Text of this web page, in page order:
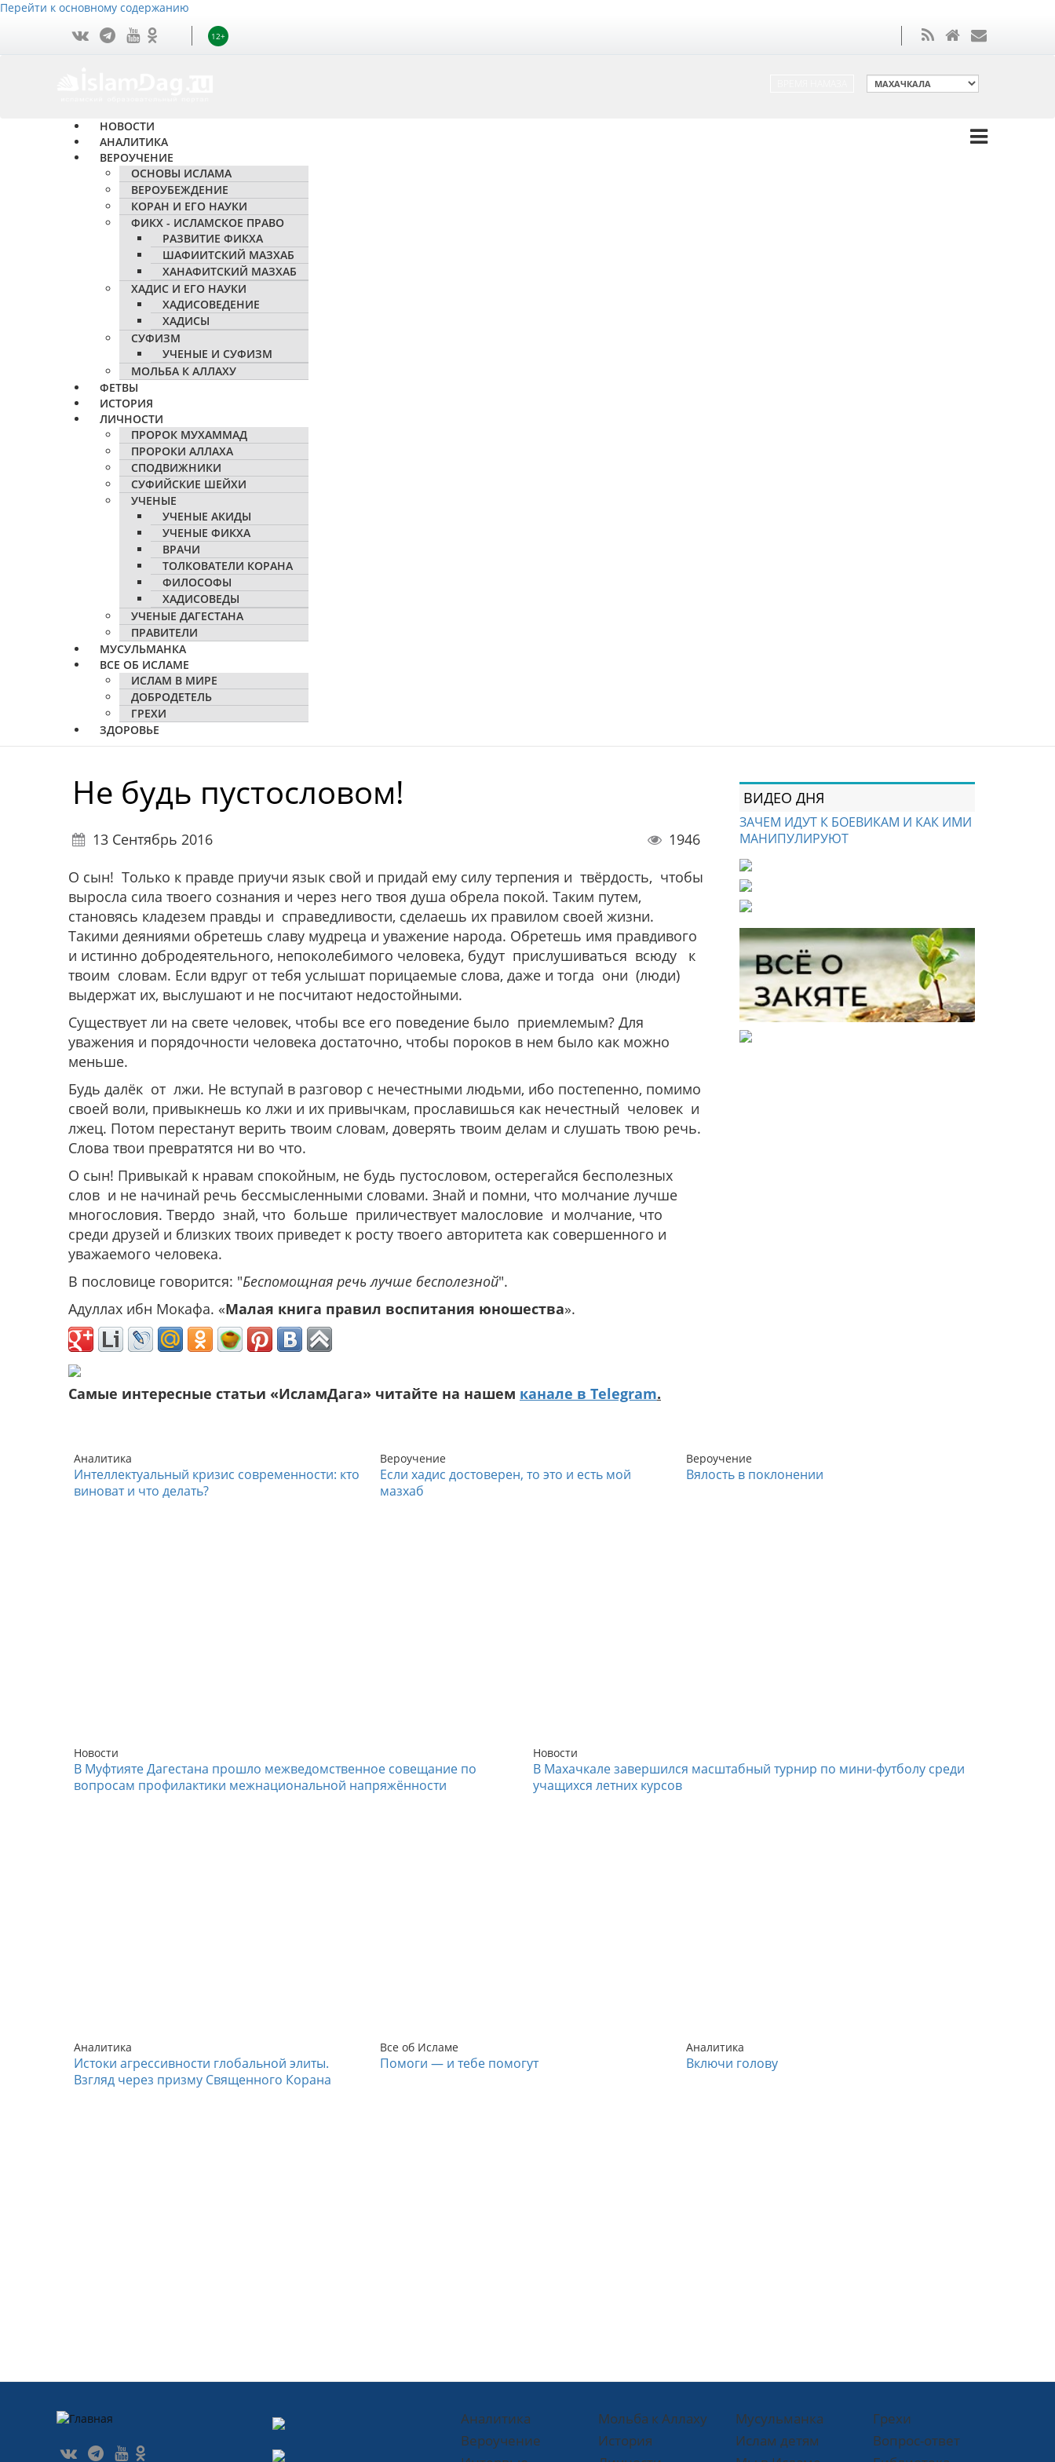
Перейти к основному содержанию
12+
НОВОСТИ
АНАЛИТИКА
ВЕРОУЧЕНИЕ
ОСНОВЫ ИСЛАМА
ВЕРОУБЕЖДЕНИЕ
КОРАН И ЕГО НАУКИ
ФИКХ - ИСЛАМСКОЕ ПРАВО
РАЗВИТИЕ ФИКХА
ШАФИИТСКИЙ МАЗХАБ
ХАНАФИТСКИЙ МАЗХАБ
ХАДИС И ЕГО НАУКИ
ХАДИСОВЕДЕНИЕ
ХАДИСЫ
СУФИЗМ
УЧЕНЫЕ И СУФИЗМ
МОЛЬБА К АЛЛАХУ
ФЕТВЫ
ИСТОРИЯ
ЛИЧНОСТИ
ПРОРОК МУХАММАД
ПРОРОКИ АЛЛАХА
СПОДВИЖНИКИ
СУФИЙСКИЕ ШЕЙХИ
УЧЕНЫЕ
УЧЕНЫЕ АКИДЫ
УЧЕНЫЕ ФИКХА
ВРАЧИ
ТОЛКОВАТЕЛИ КОРАНА
ФИЛОСОФЫ
ХАДИСОВЕДЫ
УЧЕНЫЕ ДАГЕСТАНА
ПРАВИТЕЛИ
МУСУЛЬМАНКА
ВСЕ ОБ ИСЛАМЕ
ИСЛАМ В МИРЕ
ДОБРОДЕТЕЛЬ
ГРЕХИ
ЗДОРОВЬЕ
Не будь пустословом!
13 Сентябрь 2016
1946
О сын! Только к правде приучи язык свой и придай ему силу терпения и твёрдость, чтобы
выросла сила твоего сознания и через него твоя душа обрела покой. Таким путем,
становясь кладезем правды и справедливости, сделаешь их правилом своей жизни.
Такими деяниями обретешь славу мудреца и уважение народа. Обретешь имя правдивого
и истинно добродеятельного, непоколебимого человека, будут прислушиваться всюду к
твоим словам. Если вдруг от тебя услышат порицаемые слова, даже и тогда они (люди)
выдержат их, выслушают и не посчитают недостойными.
Существует ли на свете человек, чтобы все его поведение было приемлемым? Для
уважения и порядочности человека достаточно, чтобы пороков в нем было как можно
меньше.
Будь далёк от лжи. Не вступай в разговор с нечестными людьми, ибо постепенно, помимо
своей воли, привыкнешь ко лжи и их привычкам, прославишься как нечестный человек и
лжец. Потом перестанут верить твоим словам, доверять твоим делам и слушать твою речь.
Слова твои превратятся ни во что.
О сын! Привыкай к нравам спокойным, не будь пустословом, остерегайся бесполезных
слов и не начинай речь бессмысленными словами. Знай и помни, что молчание лучше
многословия. Твердо знай, что больше приличествует малословие и молчание, что
среди друзей и близких твоих приведет к росту твоего авторитета как совершенного и
уважаемого человека.
В пословице говорится: "Беспомощная речь лучше бесполезной".
Адуллах ибн Мокафа. «Малая книга правил воспитания юношества».
Самые интересные статьи «ИсламДага» читайте на нашем канале в Telegram.
ВИДЕО ДНЯ
ЗАЧЕМ ИДУТ К БОЕВИКАМ И КАК ИМИ
МАНИПУЛИРУЮТ
Аналитика
Интеллектуальный кризис современности: кто
виноват и что делать?
Вероучение
Если хадис достоверен, то это и есть мой
мазхаб
Вероучение
Вялость в поклонении
Новости
В Муфтияте Дагестана прошло межведомственное совещание по
вопросам профилактики межнациональной напряжённости
Новости
В Махачкале завершился масштабный турнир по мини-футболу среди
учащихся летних курсов
Аналитика
Истоки агрессивности глобальной элиты.
Взгляд через призму Священного Корана
Все об Исламе
Помоги — и тебе помогут
Аналитика
Включи голову
Аналитика
Вероучение
Мольба к Аллаху
История
Мусульманка
Ислам детям
Грехи
Вопрос-ответ